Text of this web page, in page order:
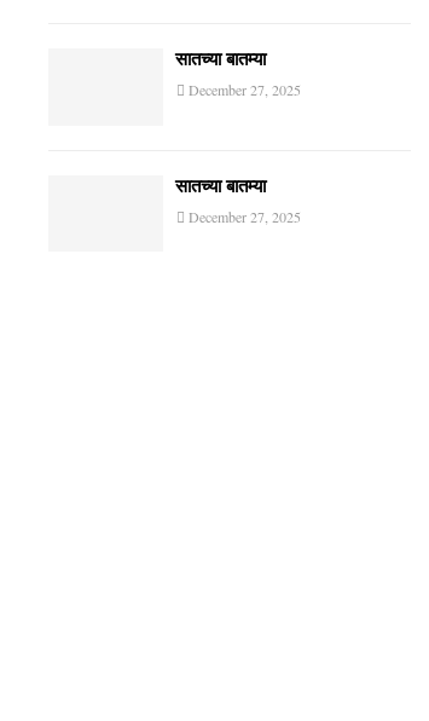
सातच्या बातम्या
December 27, 2025
सातच्या बातम्या
December 27, 2025